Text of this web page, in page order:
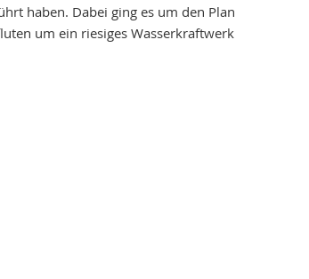
haben. Dabei ging es um den Plan
um ein riesiges Wasserkraftwerk